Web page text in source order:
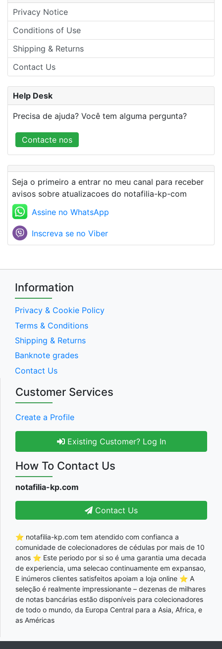
Privacy Notice
Conditions of Use
Shipping & Returns
Contact Us
Help Desk
Precisa de ajuda? Você tem alguma pergunta?
Contacte nos
Seja o primeiro a entrar no meu canal para receber
avisos sobre atualizacoes do notafilia-kp-com
Assine no WhatsApp
Inscreva se no Viber
Information
Privacy & Cookie Policy
Terms & Conditions
Shipping & Returns
Banknote grades
Contact Us
Customer Services
Create a Profile
Existing Customer? Log In
How To Contact Us
notafilia-kp.com
Contact Us
⭐ notafilia-kp.com tem atendido com confianca a
comunidade de colecionadores de cédulas por mais de 10
anos ⭐ Este periodo por si so é uma garantia uma decada
de experiencia, uma selecao continuamente em expansao,
E inúmeros clientes satisfeitos apoiam a loja online ⭐ A
seleção é realmente impressionante – dezenas de milhares
de notas bancárias estão disponíveis para colecionadores
de todo o mundo, da Europa Central para a Asia, Africa, e
as Américas